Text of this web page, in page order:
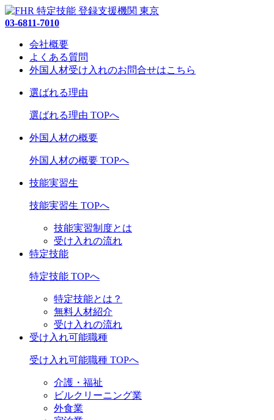
03-6811-7010
会社概要
よくある質問
外国人材受け入れのお問合せはこちら
選ばれる理由
選ばれる理由 TOPへ
外国人材の概要
外国人材の概要 TOPへ
技能実習生
技能実習生 TOPへ
技能実習制度とは
受け入れの流れ
特定技能
特定技能 TOPへ
特定技能とは？
無料人材紹介
受け入れの流れ
受け入れ可能職種
受け入れ可能職種 TOPへ
介護・福祉
ビルクリーニング業
外食業